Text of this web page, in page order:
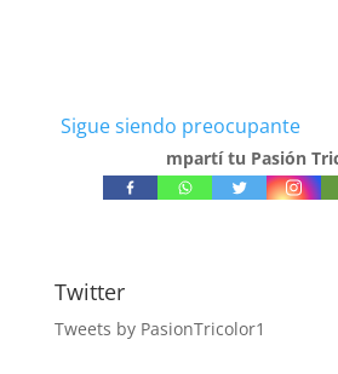
Sigue siendo preocupante
mpartí tu Pasión
Twitter
Tweets by PasionTricolor1